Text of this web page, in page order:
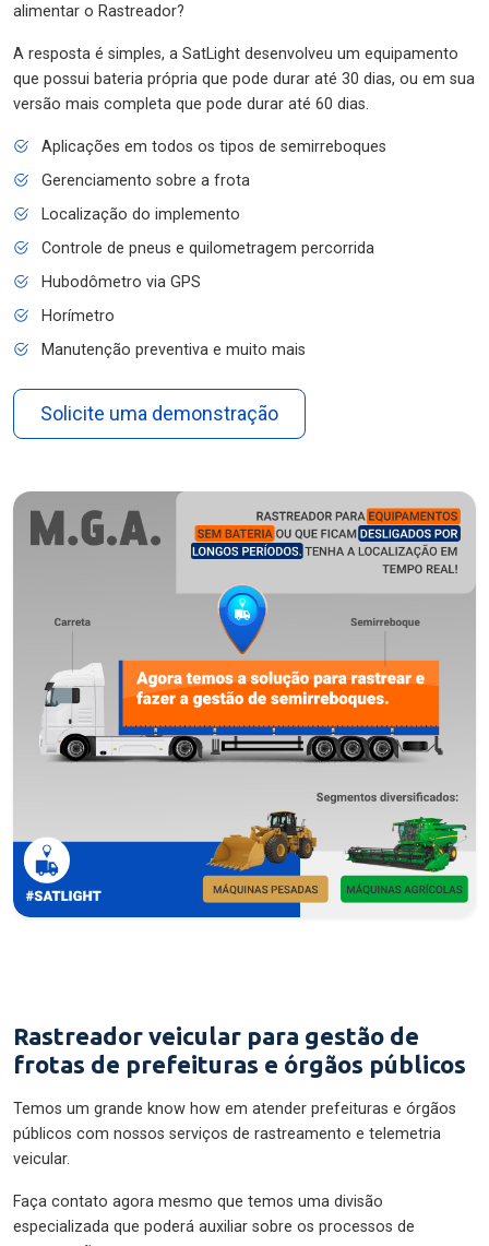
alimentar o Rastreador?
A resposta é simples, a SatLight desenvolveu um equipamento
que possui bateria própria que pode durar até 30 dias, ou em sua
versão mais completa que pode durar até 60 dias.
Aplicações em todos os tipos de semirreboques
Gerenciamento sobre a frota
Localização do implemento
Controle de pneus e quilometragem percorrida
Hubodômetro via GPS
Horímetro
Manutenção preventiva e muito mais
Solicite uma demonstração
Rastreador veicular para gestão de
frotas de prefeituras e órgãos públicos
Temos um grande know how em atender prefeituras e órgãos
públicos com nossos serviços de rastreamento e telemetria
veicular.
Faça contato agora mesmo que temos uma divisão
especializada que poderá auxiliar sobre os processos de